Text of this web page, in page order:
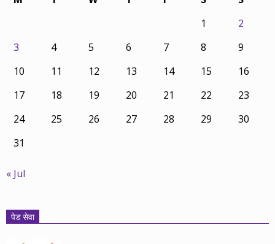
1
2
3
4 5 6 7 8
9
10
11 12 13 14 15
16
17
18 19 20 21 22
23
24
25 26 27 28 29
30
31
« Jul
पेड सेवा